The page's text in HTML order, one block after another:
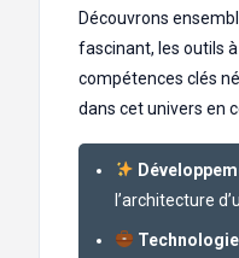
Découvrons
fascinant, les outils
compétences clés
dans cet univers en
l’architecture